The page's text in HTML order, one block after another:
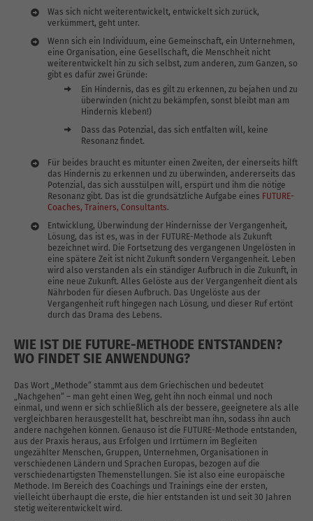
Was sich nicht weiterentwickelt, entwickelt sich zurück,
verkümmert, geht unter.
Wenn sich ein Individuum, eine Gemeinschaft, ein Unternehmen,
eine Organisation, eine Gesellschaft, die Menschheit nicht
weiterentwickelt hin zu sich selbst, zum anderen, zum Ganzen, so
gibt es dafür zwei Gründe:
Ein Hindernis, das es gilt zu erkennen, zu bejahen und zu
überwinden (nicht zu bekämpfen, sonst bleibt man am
Hindernis kleben!)
Dass das Potenzial, das sich entfalten will, keine
Resonanz findet.
Für beides braucht es mitunter einen Zweiten, der einerseits hilft
das Hindernis zu erkennen und zu überwinden, andererseits das
Potenzial, das sich ausstülpen will, erspürt und ihm die nötige
Resonanz gibt. Das ist die grundsätzliche Aufgabe eines FUTURE-
Coaches, Trainers, Consultants.
Entwicklung, Überwindung der Hindernisse der Vergangenheit,
Lösung, das ist es, was in der FUTURE-Methode als Zukunft
bezeichnet wird. Die Fortsetzung des vergangenen Ungelösten in
eine spätere Zeit ist nicht Zukunft sondern Vergangenheit. Leben
wird also verstanden als ein ständiger Aufbruch in die Zukunft, in
eine neue Zukunft. Alles Gelöste aus der Vergangenheit dient als
Nährboden für diesen Aufbruch. Das Ungelöste aus der
Vergangenheit ruft hingegen nach Lösung, und dieser Ruf ertönt
durch das Drama des Lebens.
WIE IST DIE FUTURE-METHODE ENTSTANDEN?
WO FINDET SIE ANWENDUNG?
Das Wort „Methode“ stammt aus dem Griechischen und bedeutet
„Nachgehen“ – man geht einen Weg, geht ihn noch einmal und noch
einmal, und wenn er sich schließlich als der bessere, geeignetere als alle
vergleichbaren herausgestellt hat, beschreibt man ihn, sodass ihn auch
andere nachgehen können. Genauso ist die FUTURE-Methode entstanden,
aus der Praxis heraus, aus Erfolgen und Irrtümern im Begleiten
ungezählter Menschen, Gruppen, Unternehmen, Organisationen in
verschiedenen Ländern und Sprachen Europas, bezogen auf die
verschiedenartigsten Themenstellungen. Sie ist also eine europäische
Methode. Im Bereich des Coachings und Trainings eine der ersten,
vielleicht überhaupt die erste, die hier entstanden ist und seit 30 Jahren
stetig weiterentwickelt wird.